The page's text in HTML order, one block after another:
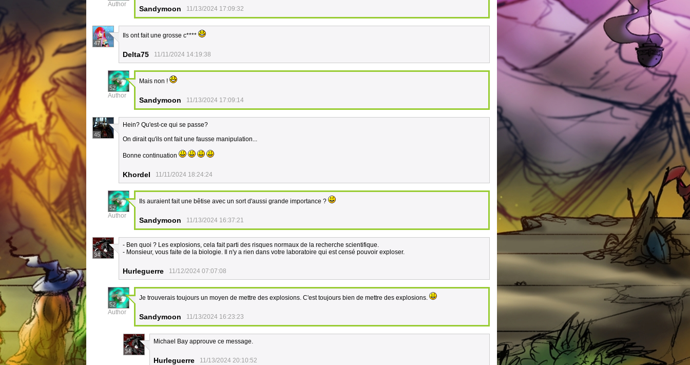
Author
Sandymoon 11/13/2024 17:09:32
47
Ils ont fait une grosse c****
Delta75 11/11/2024 14:19:38
52
Author
Mais non !
Sandymoon 11/13/2024 17:09:14
45
Hein? Qu'est-ce qui se passe?
On dirait qu'ils ont fait une fausse manipulation...
Bonne continuation
Khordel 11/11/2024 18:24:24
52
Author
Ils auraient fait une bêtise avec un sort d'aussi grande importance ?
Sandymoon 11/13/2024 16:37:21
34
- Ben quoi ? Les explosions, cela fait parti des risques normaux de la recherche scientifique.
- Monsieur, vous faite de la biologie. Il n'y a rien dans votre laboratoire qui est censé pouvoir exploser.
Hurleguerre 11/12/2024 07:07:08
52
Author
Je trouverais toujours un moyen de mettre des explosions. C'est toujours bien de mettre des explosions.
Sandymoon 11/13/2024 16:23:23
34
Michael Bay approuve ce message.
Hurleguerre 11/13/2024 20:10:52